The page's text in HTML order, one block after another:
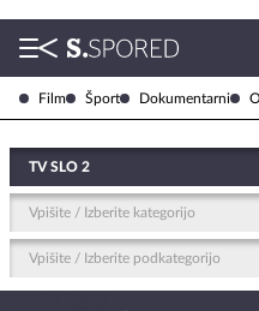
Film Šport Dokumentarni
TV SLO 2
Vpišite / Izberite kategorijo
Vpišite / Izberite podkategorijo